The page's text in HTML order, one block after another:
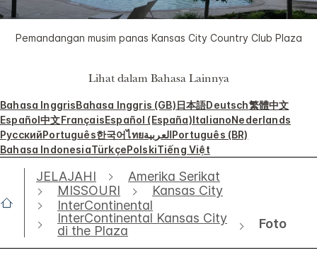
Pemandangan musim panas Kansas City Country Club Plaza
Lihat dalam Bahasa Lainnya
Bahasa InggrisBahasa Inggris (GB)日本語Deutsch繁體中文
Español中文FrançaisEspañol (España)ItalianoNederlands
РусскийPortuguês한국어ไทยالعربيةPortuguês (BR)
Bahasa IndonesiaTürkçePolskiTiếng Việt
JELAJAHI
Amerika Serikat
MISSOURI
Kansas City
InterContinental
InterContinental Kansas City
di the Plaza
Foto